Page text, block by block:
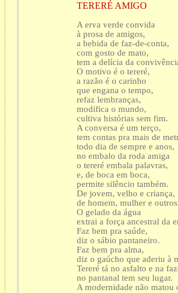
TERERÉ AMIGO
A erva verde convida
à prosa de amigos,
a bebida de faz-de-conta,
com gosto de mato,
tem a delícia da
O motivo é o tereré,
a razão é o carinho
que engana o tempo,
refaz lembranças,
modifica o mundo,
cultiva histórias sem fim.
A conversa é um terço,
tem contas pra mais de
todo dia de sempre e anos,
no embalo da roda amiga
o tereré embala palavras,
e, de boca em boca,
permite silêncio também.
De jovem, velho e criança,
de homem, mulher e
O gelado da água
extrai a força ancestral da
Faz bem pra saúde,
diz o sábio pantaneiro.
Faz bem pra alma,
diz o gaúcho que aderiu à
Tereré tá no asfalto e na
no pantanal tem seu lugar.
A modernidade não matou